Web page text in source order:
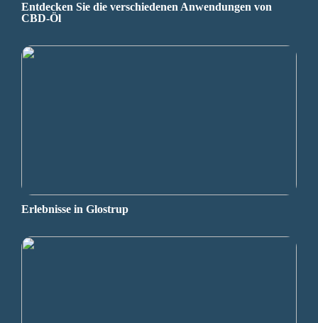
Entdecken Sie die verschiedenen Anwendungen von
CBD-Öl
Erlebnisse in Glostrup